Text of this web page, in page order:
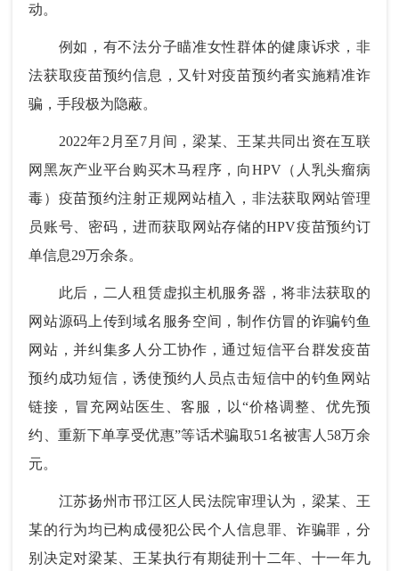
动。
例如，有不法分子瞄准女性群体的健康诉求，非
法获取疫苗预约信息，又针对疫苗预约者实施精准诈
骗，手段极为隐蔽。
2022年2月至7月间，梁某、王某共同出资在互联
网黑灰产业平台购买木马程序，向HPV（人乳头瘤病
毒）疫苗预约注射正规网站植入，非法获取网站管理
员账号、密码，进而获取网站存储的HPV疫苗预约订
单信息29万余条。
此后，二人租赁虚拟主机服务器，将非法获取的
网站源码上传到域名服务空间，制作仿冒的诈骗钓鱼
网站，并纠集多人分工协作，通过短信平台群发疫苗
预约成功短信，诱使预约人员点击短信中的钓鱼网站
链接，冒充网站医生、客服，以“价格调整、优先预
约、重新下单享受优惠”等话术骗取51名被害人58万余
元。
江苏扬州市邗江区人民法院审理认为，梁某、王
某的行为均已构成侵犯公民个人信息罪、诈骗罪，分
别决定对梁某、王某执行有期徒刑十二年、十一年九